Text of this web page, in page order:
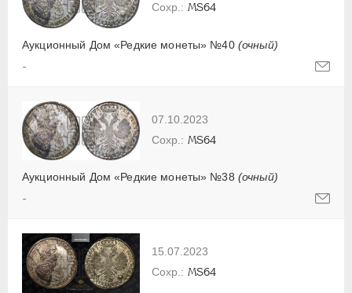
Аукционный Дом «Редкие монеты» №40 (очный)
MS64
-
07.10.2023
Аукционный Дом «Редкие монеты» №38 (очный)
MS64
-
15.07.2023
MS64